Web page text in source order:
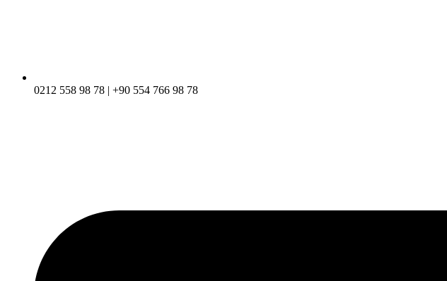
0212 558 98 78 | +90 554 766 98 78